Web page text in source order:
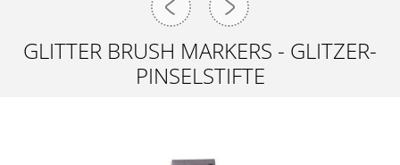
GLITTER BRUSH MARKERS - GLITZER-
PINSELSTIFTE